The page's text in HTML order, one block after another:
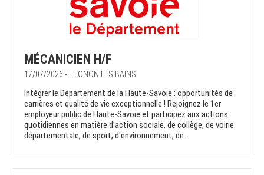
MÉCANICIEN H/F
17/07/2026 - THONON LES BAINS
Intégrer le Département de la Haute-Savoie : opportunités de
carrières et qualité de vie exceptionnelle ! Rejoignez le 1er
employeur public de Haute-Savoie et participez aux actions
quotidiennes en matière d'action sociale, de collège, de voirie
départementale, de sport, d'environnement, de...